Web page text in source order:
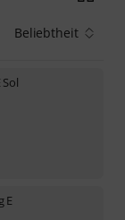
Beliebtheit
E